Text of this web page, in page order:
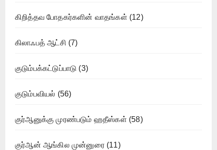
கிறித்தவ போதகர்களின் வாதங்கள் (12)
கிலாஃபத் ஆட்சி (7)
குடும்பக்கட்டுப்பாடு (3)
குடும்பவியல் (56)
குர்ஆனுக்கு முரண்படும் ஹதீஸ்கள் (58)
குர்ஆன் ஆங்கில முன்னுரை(11)